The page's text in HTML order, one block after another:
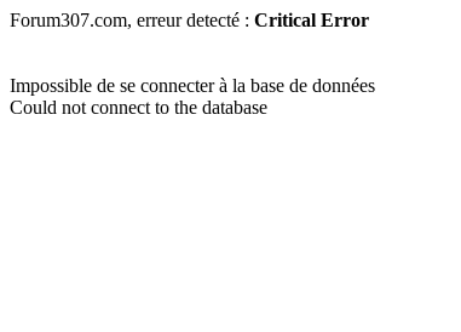
Forum307.com, erreur detecté : Critical Error
Impossible de se connecter à la base de données
Could not connect to the database